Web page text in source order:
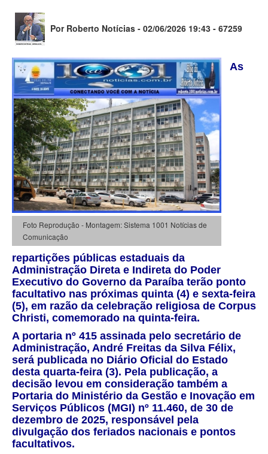
Por Roberto Notícias - 02/06/2026 19:43 - 67259
Foto Reprodução - Montagem: Sistema 1001 Notícias de
Comunicação
As
repartições públicas estaduais da
Administração Direta e Indireta do Poder
Executivo do Governo da Paraíba terão ponto
facultativo nas próximas quinta (4) e sexta-feira
(5), em razão da celebração religiosa de Corpus
Christi, comemorado na quinta-feira.
A portaria nº 415 assinada pelo secretário de
Administração, André Freitas da Silva Félix,
será publicada no Diário Oficial do Estado
desta quarta-feira (3). Pela publicação, a
decisão levou em consideração também a
Portaria do Ministério da Gestão e Inovação em
Serviços Públicos (MGI) nº 11.460, de 30 de
dezembro de 2025, responsável pela
divulgação dos feriados nacionais e pontos
facultativos.